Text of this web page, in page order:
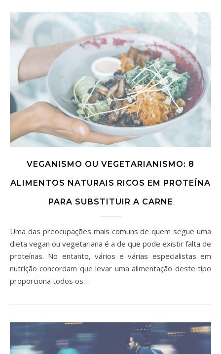
VEGANISMO OU VEGETARIANISMO: 8
ALIMENTOS NATURAIS RICOS EM PROTEÍNA
PARA SUBSTITUIR A CARNE
Uma das preocupações mais comuns de quem segue uma
dieta vegan ou vegetariana é a de que pode existir falta de
proteínas. No entanto, vários e várias especialistas em
nutrição concordam que levar uma alimentação deste tipo
proporciona todos os…